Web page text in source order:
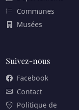
Communes
Musées
Suivez-nous
Facebook
Contact
Politique de